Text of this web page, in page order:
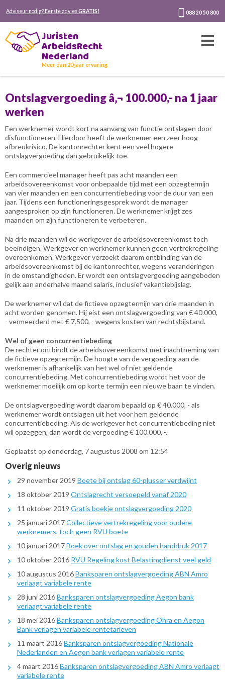
Adviseur nodig? Eerste adviesGRATIS! 088 20 50 800
Juristen
ArbeidsRecht
Nederland
Meer dan 20 jaar ervaring
Ontslagvergoeding â‚¬ 100.000,- na 1 jaar
werken
Een werknemer wordt kort na aanvang van functie ontslagen door
disfunctioneren. Hierdoor heeft de werknemer een zeer hoog
afbreukrisico. De kantonrechter kent een veel hogere
ontslagvergoeding dan gebruikelijk toe.
Een commercieel manager heeft pas acht maanden een
arbeidsovereenkomst voor onbepaalde tijd met een opzegtermijn
van vier maanden en een concurrentiebeding voor de duur van een
jaar. Tijdens een functioneringsgesprek wordt de manager
aangesproken op zijn functioneren. De werknemer krijgt zes
maanden om zijn functioneren te verbeteren.
Na drie maanden wil de werkgever de arbeidsovereenkomst toch
beëindigen. Werkgever en werknemer kunnen geen vertrekregeling
overeenkomen. Werkgever verzoekt daarom ontbinding van de
arbeidsovereenkomst bij de kantonrechter, wegens veranderingen
in de omstandigheden. Er wordt een ontslagvergoeding aangeboden
gelijk aan anderhalve maand salaris, inclusief vakantiebijslag.
De werknemer wil dat de fictieve opzegtermijn van drie maanden in
acht worden genomen. Hij eist een ontslagvergoeding van € 40.000,
- vermeerderd met € 7.500, - wegens kosten van rechtsbijstand.
Wel of geen concurrentiebeding
De rechter ontbindt de arbeidsovereenkomst met inachtneming van
de fictieve opzegtermijn. De hoogte van de vergoeding aan de
werknemer is afhankelijk van het wel of niet geldende
concurrentiebeding. Met concurrentiebeding wordt het voor de
werknemer moeilijk om op korte termijn een nieuwe baan te vinden.
De ontslagvergoeding wordt daarom bepaald op € 40.000, - als
werknemer wordt ontslagen uit het voor hem geldende
concurrentiebeding. Als de werkgever het concurrentiebeding niet
wil opzeggen, dan wordt de vergoeding € 100.000, -.
Geplaatst op donderdag, 7 augustus 2008 om 12:54
Overig nieuws
29 november 2019 Boete bij ontslag 60-plusser verdwijnt
18 oktober 2019 Ontslagrecht versoepeld vanaf 2020
11 oktober 2019 Gratis boekje ontslagvergoeding 2020
25 januari 2017Collectieve vertrekregeling voor oudere
werknemers, toch geen RVU boete
10 januari 2017Boek over ontslag en gouden handdruk 2017
10 oktober 2016 RVU Regeling kost Belastingdienst veel geld
10 augustus 2016Banksparen ontslagvergoeding ABN Amro
verlaagt variabele rente
28 juni 2016Banksparen ontslagvergoeding Aegon bank
verlaagt variabele rente
18 mei 2016Banksparen ontslagvergoeding Ohra en Aegon
Bank verlagen variabele rentetarieven
11 maart 2016Banksparen ontslagvergoeding Nationale
Nederlanden en Aegon bank verlagen variabele rente
4 maart 2016Banksparen ontslagvergoeding ABN Amro verlaagt
variabele rente